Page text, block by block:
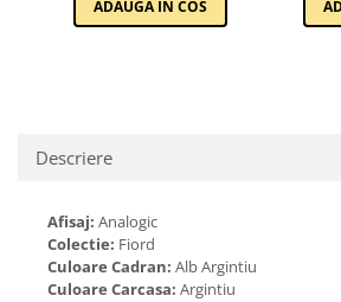
Cadouri pentru Doctori
ADAUGA IN COS
Descriere
Afisaj: Analogic
Colectie: Fiord
Culoare Cadran: Alb Argintiu
Culoare Carcasa: Argintiu